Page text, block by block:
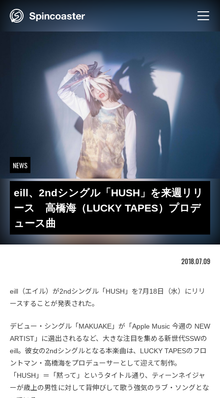
NEWS
eill、2ndシングル「HUSH」を来週リリ
ース 高橋海（LUCKY TAPES）プロデ
ュース曲
2018.07.09
eill（エイル）が2ndシングル「HUSH」を7月18日（水）にリリ
ースすることが発表された。
デビュー・シングル「MAKUAKE」が「Apple Music 今週の NEW
ARTIST」に選出されるなど、大きな注目を集める新世代SSWの
eill。彼女の2ndシングルとなる本楽曲は、LUCKY TAPESのフロ
ントマン・高橋海をプロデューサーとして迎えて制作。
「HUSH」＝「黙って」というタイトル通り、ティーンネイジャ
ーが歳上の男性に対して背伸びして歌う強気のラブ・ソングとな